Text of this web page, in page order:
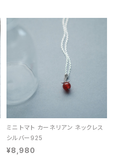
ミニ トマト カーネリアン ネックレス
シルバー925
¥8,980